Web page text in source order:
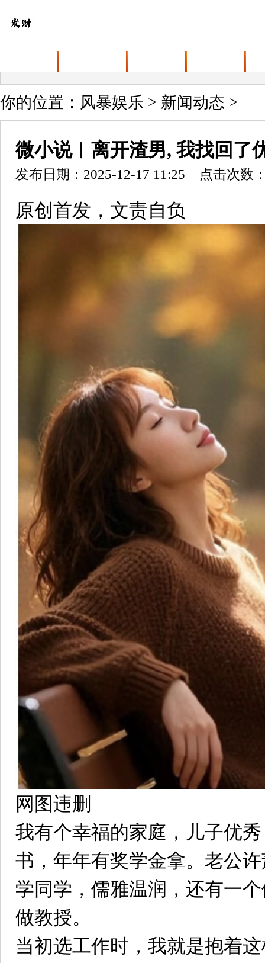
你的位置： 风暴娱乐 > 新闻动态 >
微小说︱离开渣男, 我找回了
发布日期：2025-12-17 11:25 点击次数
原创首发，文责自负
网图违删
我有个幸福的家庭，儿子优
书，年年有奖学金拿。老公
学同学，儒雅温润，还有一
做教授。
当初选工作时，我就是抱着